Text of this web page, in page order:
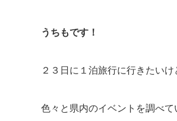
うちもです！
２３日に１泊旅行に行きたい
色々と県内のイベントを調べ